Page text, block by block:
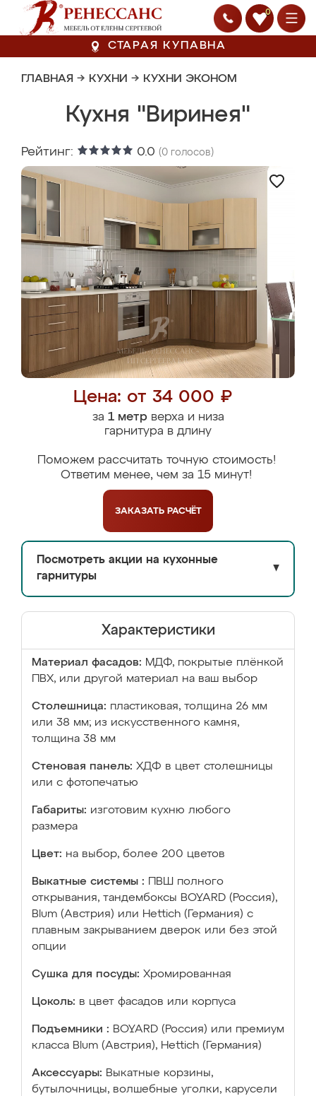
0
СТАРАЯ КУПАВНА
ГЛАВНАЯ → КУХНИ → КУХНИ ЭКОНОМ
Кухня "Виринея"
Рейтинг: 0.0 (0 голосов)
Цена: от 34 000 ₽
за 1 метрверха и низа
гарнитура в длину
Поможем рассчитать точную стоимость!
Ответим менее, чем за 15 минут!
ЗАКАЗАТЬ РАСЧЁТ
Посмотреть акции на кухонные
гарнитуры
▼
Характеристики
Материал фасадов: МДФ, покрытые плёнкой
ПВХ, или другой материал на ваш выбор
Столешница: пластиковая, толщина 26 мм
или 38 мм; из искусственного камня,
толщина 38 мм
Стеновая панель: ХДФ в цвет столешницы
или с фотопечатью
Габариты: изготовим кухню любого
размера
Цвет: на выбор, более 200 цветов
Выкатные системы :
ПВШ полного
открывания, тандембоксы BOYARD (Россия),
Blum (Австрия) или Hettich (Германия) с
плавным закрыванием дверок или без этой
опции
Сушка для посуды: Хромированная
Цоколь: в цвет фасадов или корпуса
Подъемники : BOYARD (Россия) или премиум
класса Blum (Австрия), Hettich (Германия)
Аксессуары: Выкатные корзины,
бутылочницы, волшебные уголки, карусели